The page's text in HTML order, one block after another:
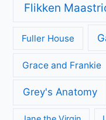
Flikken
Fuller House
Grace and Frankie
Grey's Anatomy